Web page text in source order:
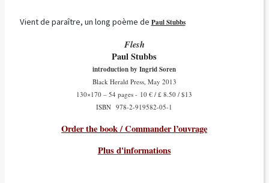
Vient de paraître, un long poème de Paul Stubbs
Flesh
Paul Stubbs
introduction by Ingrid Soren
Black Herald Press, May 2013
130×170 – 54 pages - 10 € / £ 8.50 / $13
ISBN 978-2-919582-05-1
Order the book / Commander l’ouvrage
Plus d'informations